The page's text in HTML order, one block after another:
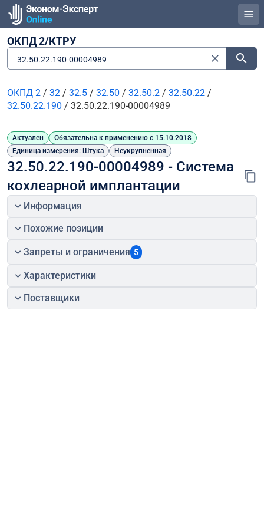
ОКПД 2/КТРУ
32.50.22.190-00004989
ОКПД 2 / 32 / 32.5 / 32.50 / 32.50.2 / 32.50.22 /
32.50.22.190 / 32.50.22.190-00004989
Актуален
Обязательна к применению с 15.10.2018
Единица измерения: Штука
Неукрупненная
32.50.22.190-00004989 - Система
кохлеарной имплантации
Информация
Похожие позиции
Запреты и ограничения 5
Характеристики
Поставщики